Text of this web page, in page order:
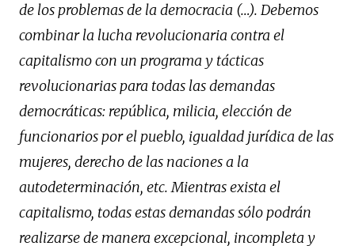
de los problemas de la democracia (…). Debemos
combinar la lucha revolucionaria contra el
capitalismo con un programa y tácticas
revolucionarias para todas las demandas
democráticas: república, milicia, elección de
funcionarios por el pueblo, igualdad jurídica de las
mujeres, derecho de las naciones a la
autodeterminación, etc. Mientras exista el
capitalismo, todas estas demandas sólo podrán
realizarse de manera excepcional, incompleta y